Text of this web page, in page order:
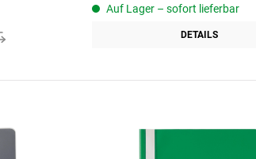
Auf Lager – sofort lieferbar
DETAILS